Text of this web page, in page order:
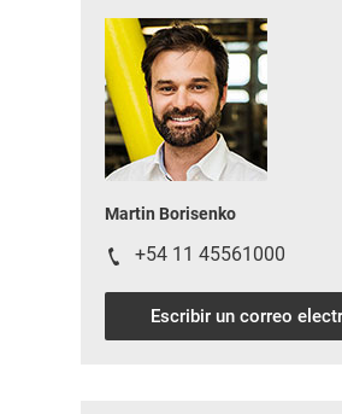
Martin Borisenko
+54 11 45561000
Escribir un correo